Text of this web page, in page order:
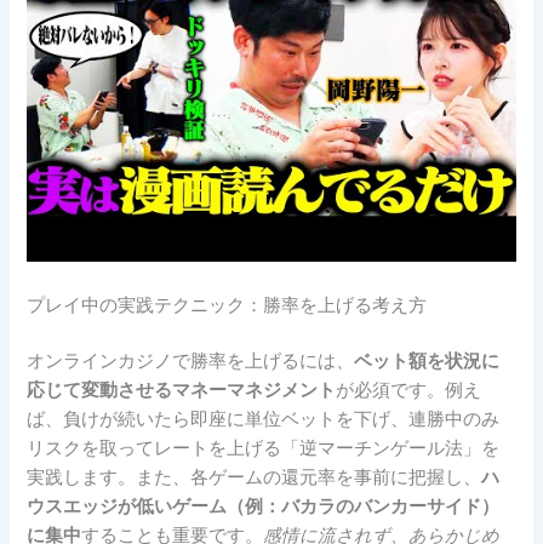
プレイ中の実践テクニック：勝率を上げる考え方
オンラインカジノで勝率を上げるには、ベット額を状況に
応じて変動させるマネーマネジメント が必須です。例え
ば、負けが続いたら即座に単位ベットを下げ、連勝中のみ
リスクを取ってレートを上げる「逆マーチンゲール法」を
実践します。また、各ゲームの還元率を事前に把握し、ハ
ウスエッジが低いゲーム（例：バカラのバンカーサイド）
に集中することも重要です。 感情に流されず、あらかじめ